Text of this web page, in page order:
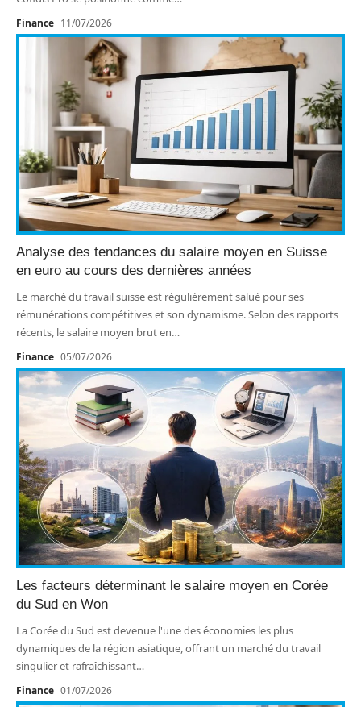
Finance 11/07/2026
Analyse des tendances du salaire moyen en Suisse
en euro au cours des dernières années
Le marché du travail suisse est régulièrement salué pour ses
rémunérations compétitives et son dynamisme. Selon des rapports
récents, le salaire moyen brut en…
Finance 05/07/2026
Les facteurs déterminant le salaire moyen en Corée
du Sud en Won
La Corée du Sud est devenue l'une des économies les plus
dynamiques de la région asiatique, offrant un marché du travail
singulier et rafraîchissant…
Finance 01/07/2026